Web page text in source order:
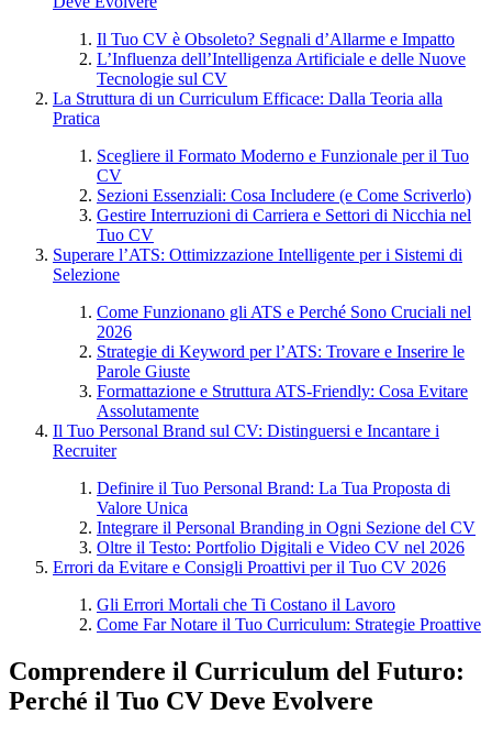
Il Tuo CV è Obsoleto? Segnali d’Allarme e Impatto
L’Influenza dell’Intelligenza Artificiale e delle Nuove
Tecnologie sul CV
La Struttura di un Curriculum Efficace: Dalla Teoria alla
Pratica
Scegliere il Formato Moderno e Funzionale per il Tuo
CV
Sezioni Essenziali: Cosa Includere (e Come Scriverlo)
Gestire Interruzioni di Carriera e Settori di Nicchia nel
Tuo CV
Superare l’ATS: Ottimizzazione Intelligente per i Sistemi di
Selezione
Come Funzionano gli ATS e Perché Sono Cruciali nel
2026
Strategie di Keyword per l’ATS: Trovare e Inserire le
Parole Giuste
Formattazione e Struttura ATS-Friendly: Cosa Evitare
Assolutamente
Il Tuo Personal Brand sul CV: Distinguersi e Incantare i
Recruiter
Definire il Tuo Personal Brand: La Tua Proposta di
Valore Unica
Integrare il Personal Branding in Ogni Sezione del CV
Oltre il Testo: Portfolio Digitali e Video CV nel 2026
Errori da Evitare e Consigli Proattivi per il Tuo CV 2026
Gli Errori Mortali che Ti Costano il Lavoro
Come Far Notare il Tuo Curriculum: Strategie Proattive
Comprendere il Curriculum del Futuro:
Perché il Tuo CV Deve Evolvere